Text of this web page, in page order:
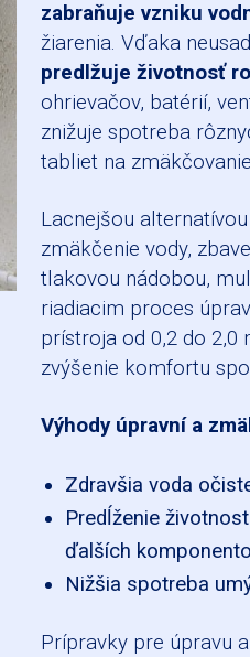
zabraňuje vzniku
žiarenia. Vďaka
predlžuje životnosť
ohrievačov, batérií,
znižuje spotreba
tabliet na
Lacnejšou
zmäkčenie vody,
tlakovou nádobou,
riadiacim proces
prístroja od 0,2 do 2,0
zvýšenie komfortu
Výhody úpravní a
Zdravšia voda
Predĺženie
ďalších
Nižšia spotreba
Prípravky pre úpravu